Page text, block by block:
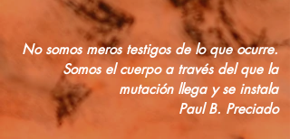
No somos meros testigos de lo que ocurre.
Somos el cuerpo a través del que la
mutación llega y se instala
Paul B. Preciado